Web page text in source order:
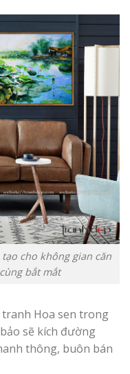
cho không gian căn
bắt mắt
Hoa sen trong
sẽ kích đường
thông, buôn bán